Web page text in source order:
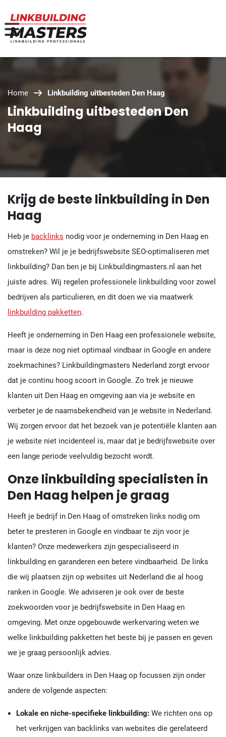
Home Linkbuilding uitbesteden Den Haag
Linkbuilding uitbesteden Den
Haag
Krijg de beste linkbuilding in Den
Haag
Heb je backlinks nodig voor je onderneming in Den Haag en
omstreken? Wil je je bedrijfswebsite SEO-optimaliseren met
linkbuilding? Dan ben je bij Linkbuildingmasters.nl aan het
juiste adres. Wij regelen professionele linkbuilding voor zowel
bedrijven als particulieren, en dit doen we via maatwerk
linkbuilding pakketten.
Heeft je onderneming in Den Haag een professionele website,
maar is deze nog niet optimaal vindbaar in Google en andere
zoekmachines? Linkbuildingmasters Nederland zorgt ervoor
dat je continu hoog scoort in Google. Zo trek je nieuwe
klanten uit Den Haag en omgeving aan via je website en
verbeter je de naamsbekendheid van je website in Nederland.
Wij zorgen ervoor dat het bezoek van je potentiële klanten aan
je website niet incidenteel is, maar dat je bedrijfswebsite over
een lange periode veelvuldig bezocht wordt.
Onze linkbuilding specialisten in
Den Haag helpen je graag
Heeft je bedrijf in Den Haag of omstreken links nodig om
beter te presteren in Google en vindbaar te zijn voor je
klanten? Onze medewerkers zijn gespecialiseerd in
linkbuilding en garanderen een betere vindbaarheid. De links
die wij plaatsen zijn op websites uit Nederland die al hoog
ranken in Google. We adviseren je ook over de beste
zoekwoorden voor je bedrijfswebsite in Den Haag en
omgeving. Met onze opgebouwde werkervaring weten we
welke linkbuilding pakketten het beste bij je passen en geven
we je graag persoonlijk advies.
Waar onze linkbuilders in Den Haag op focussen zijn onder
andere de volgende aspecten:
Lokale en niche-specifieke linkbuilding:We richten ons op
het verkrijgen van backlinks van websites die gerelateerd